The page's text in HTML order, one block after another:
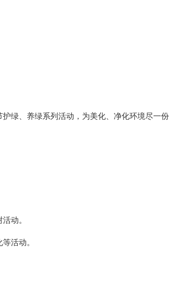
绿、养绿系列活动，为美化、净化环境尽一份
动。
活动。